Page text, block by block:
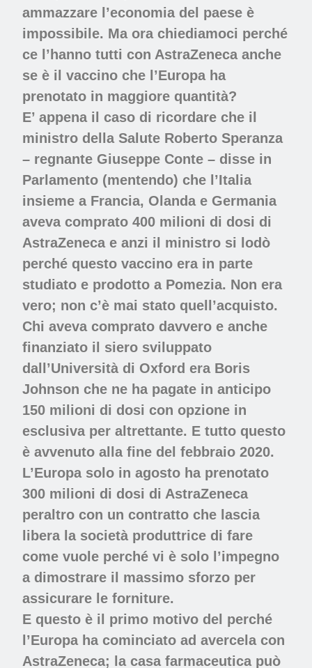
ammazzare l’economia del paese è
impossibile. Ma ora chiediamoci perché
ce l’hanno tutti con AstraZeneca anche
se è il vaccino che l’Europa ha
prenotato in maggiore quantità?
E’ appena il caso di ricordare che il
ministro della Salute Roberto Speranza
– regnante Giuseppe Conte – disse in
Parlamento (mentendo) che l’Italia
insieme a Francia, Olanda e Germania
aveva comprato 400 milioni di dosi di
AstraZeneca e anzi il ministro si lodò
perché questo vaccino era in parte
studiato e prodotto a Pomezia. Non era
vero; non c’è mai stato quell’acquisto.
Chi aveva comprato davvero e anche
finanziato il siero sviluppato
dall’Università di Oxford era Boris
Johnson che ne ha pagate in anticipo
150 milioni di dosi con opzione in
esclusiva per altrettante. E tutto questo
è avvenuto alla fine del febbraio 2020.
L’Europa solo in agosto ha prenotato
300 milioni di dosi di AstraZeneca
peraltro con un contratto che lascia
libera la società produttrice di fare
come vuole perché vi è solo l’impegno
a dimostrare il massimo sforzo per
assicurare le forniture.
E questo è il primo motivo del perché
l’Europa ha cominciato ad avercela con
AstraZeneca; la casa farmaceutica può